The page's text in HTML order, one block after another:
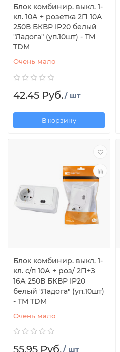
Блок комбинир. выкл. 1-
кл. 10А + розетка 2П 10А
250В БКВР IP20 белый
"Ладога" (уп.10шт) - ТМ
TDM
Очень мало
42.45 Руб./ шт
В корзину
Блок комбинир. выкл. 1-
кл. с/п 10А + роз/ 2П+З
16А 250В БКВР IP20
белый "Ладога" (уп.10шт)
- TM TDM
Очень мало
55.95 Руб./ шт